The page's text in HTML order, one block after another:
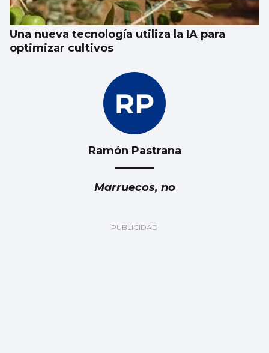
Una nueva tecnología utiliza la IA para
optimizar cultivos
Ramón Pastrana
Marruecos, no